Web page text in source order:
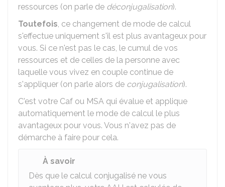
ressources (on parle de déconjugalisation).
Toutefois, ce changement de mode de calcul
s'effectue uniquement s'il est plus avantageux pour
vous. Si ce n'est pas le cas, le cumul de vos
ressources et de celles de la personne avec
laquelle vous vivez en couple continue de
s'appliquer (on parle alors de conjugalisation).
C'est votre Caf ou MSA qui évalue et applique
automatiquement le mode de calcul le plus
avantageux pour vous. Vous n'avez pas de
démarche à faire pour cela.
À savoir
Dès que le calcul conjugalisé ne vous